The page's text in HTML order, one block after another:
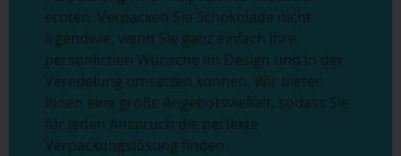
ernten. Verpacken Sie Schokolade nicht
irgendwie, wenn Sie ganz einfach Ihre
persönlichen Wünsche im Design und in der
Veredelung umsetzen können. Wir bieten
Ihnen eine große Angebotsvielfalt, sodass Sie
für jeden Anspruch die perfekte
Verpackungslösung finden.